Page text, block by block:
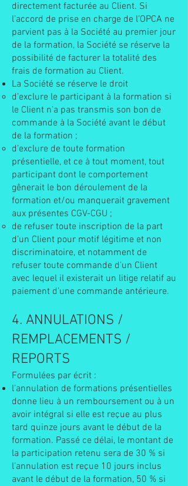
directement facturée au Client. Si
l’accord de prise en charge de l’OPCA ne
parvient pas à la Société au premier jour
de la formation, la Société se réserve la
possibilité de facturer la totalité des
frais de formation au Client.
La Société se réserve le droit
d’exclure le participant à la formation si
le Client n’a pas transmis son bon de
commande à la Société avant le début
de la formation ;
d’exclure de toute formation
présentielle, et ce à tout moment, tout
participant dont le comportement
gênerait le bon déroulement de la
formation et/ou manquerait gravement
aux présentes CGV-CGU ;
de refuser toute inscription de la part
d’un Client pour motif légitime et non
discriminatoire, et notamment de
refuser toute commande d’un Client
avec lequel il existerait un litige relatif au
paiement d’une commande antérieure.
4. ANNULATIONS /
REMPLACEMENTS /
REPORTS
Formulées par écrit :
l’annulation de formations présentielles
donne lieu à un remboursement ou à un
avoir intégral si elle est reçue au plus
tard quinze jours avant le début de la
formation. Passé ce délai, le montant de
la participation retenu sera de 30 % si
l’annulation est reçue 10 jours inclus
avant le début de la formation, 50 % si